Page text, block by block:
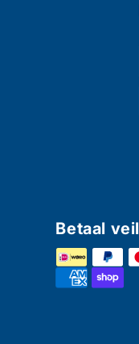
Betaal